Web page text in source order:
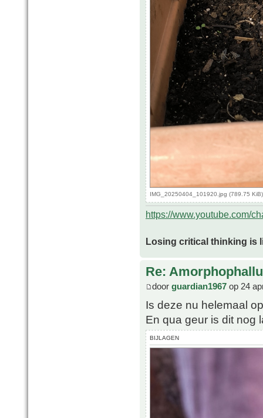
IMG_20250404_101920.jpg (789.75
https://www.youtube.com/
Losing critical thinking is
Re:
door guardian1967 op 24
Is deze nu helemaal
En qua geur is dit nog
BIJLAGEN